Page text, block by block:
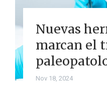
Nuevas
marcan el
Nov 18, 2024